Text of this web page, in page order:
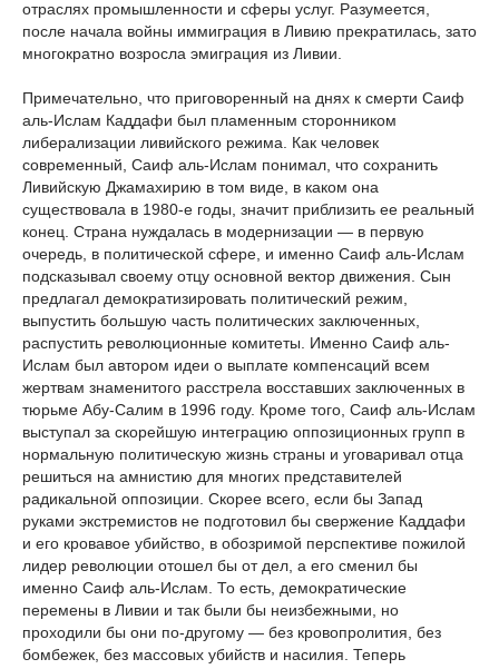
отраслях промышленности и сферы услуг. Разумеется,
после начала войны иммиграция в Ливию прекратилась, зато
многократно возросла эмиграция из Ливии.
Примечательно, что приговоренный на днях к смерти Саиф
аль-Ислам Каддафи был пламенным сторонником
либерализации ливийского режима. Как человек
современный, Саиф аль-Ислам понимал, что сохранить
Ливийскую Джамахирию в том виде, в каком она
существовала в 1980-е годы, значит приблизить ее реальный
конец. Страна нуждалась в модернизации — в первую
очередь, в политической сфере, и именно Саиф аль-Ислам
подсказывал своему отцу основной вектор движения. Сын
предлагал демократизировать политический режим,
выпустить большую часть политических заключенных,
распустить революционные комитеты. Именно Саиф аль-
Ислам был автором идеи о выплате компенсаций всем
жертвам знаменитого расстрела восставших заключенных в
тюрьме Абу-Салим в 1996 году. Кроме того, Саиф аль-Ислам
выступал за скорейшую интеграцию оппозиционных групп в
нормальную политическую жизнь страны и уговаривал отца
решиться на амнистию для многих представителей
радикальной оппозиции. Скорее всего, если бы Запад
руками экстремистов не подготовил бы свержение Каддафи
и его кровавое убийство, в обозримой перспективе пожилой
лидер революции отошел бы от дел, а его сменил бы
именно Саиф аль-Ислам. То есть, демократические
перемены в Ливии и так были бы неизбежными, но
проходили бы они по-другому — без кровопролития, без
бомбежек, без массовых убийств и насилия. Теперь